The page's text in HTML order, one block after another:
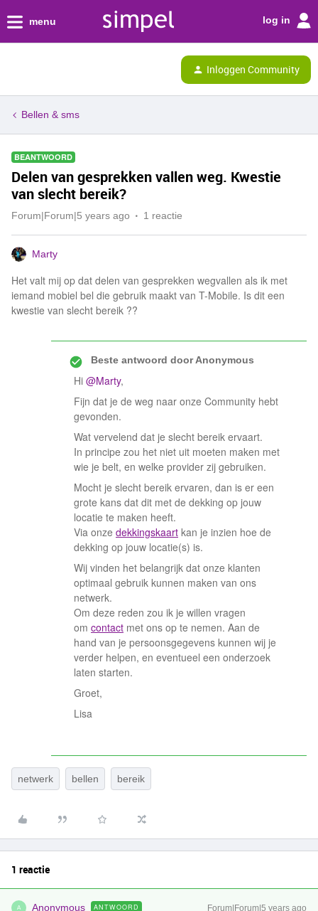
menu log in
Inloggen Community
Bellen & sms
BEANTWOORD
Delen van gesprekken vallen weg. Kwestie
van slecht bereik?
Forum|Forum|5 years ago 1 reactie
Marty
Het valt mij op dat delen van gesprekken wegvallen als ik met
iemand mobiel bel die gebruik maakt van T-Mobile. Is dit een
kwestie van slecht bereik ??
Beste antwoord doorAnonymous
Hi @Marty,
Fijn dat je de weg naar onze Community hebt
gevonden.
Wat vervelend dat je slecht bereik ervaart.
In principe zou het niet uit moeten maken met
wie je belt, en welke provider zij gebruiken.
Mocht je slecht bereik ervaren, dan is er een
grote kans dat dit met de dekking op jouw
locatie te maken heeft.
Via onze dekkingskaart kan je inzien hoe de
dekking op jouw locatie(s) is.
Wij vinden het belangrijk dat onze klanten
optimaal gebruik kunnen maken van ons
netwerk.
Om deze reden zou ik je willen vragen
om contact met ons op te nemen. Aan de
hand van je persoonsgegevens kunnen wij je
verder helpen, en eventueel een onderzoek
laten starten.
Groet,
Lisa
netwerk bellen bereik
1 reactie
A Anonymous ANTWOORD Forum|Forum|5 years ago